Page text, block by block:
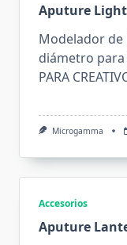
Aputure Light
Modelador de
diámetro para
PARA
Microgamma
Accesorios
Aputure